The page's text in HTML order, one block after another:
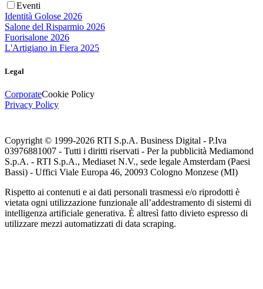
Eventi
Identità Golose 2026
Salone del Risparmio 2026
Fuorisalone 2026
L'Artigiano in Fiera 2025
Legal
CorporateCookie Policy
Privacy Policy
Copyright © 1999-2026 RTI S.p.A. Business Digital - P.Iva
03976881007 - Tutti i diritti riservati - Per la pubblicità Mediamond
S.p.A. - RTI S.p.A., Mediaset N.V., sede legale Amsterdam (Paesi
Bassi) - Uffici Viale Europa 46, 20093 Cologno Monzese (MI)
Rispetto ai contenuti e ai dati personali trasmessi e/o riprodotti è
vietata ogni utilizzazione funzionale all’addestramento di sistemi di
intelligenza artificiale generativa. È altresì fatto divieto espresso di
utilizzare mezzi automatizzati di data scraping.